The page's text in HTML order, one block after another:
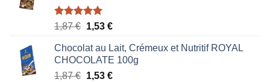
Note5.00
1,87€ Le
initial
était :
1,87 €.
1,53 €Le
actuel
est :
1,53 €.
Chocolat au Lait, Crémeux et Nutritif ROYAL
CHOCOLATE 100g
1,87€ Le
1,53 €Le